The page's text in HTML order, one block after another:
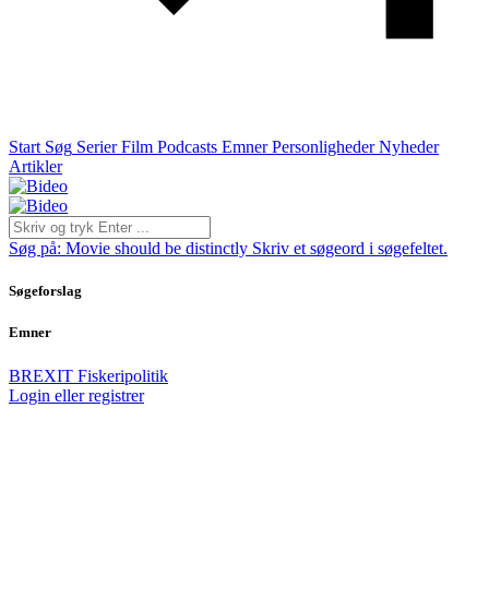
Start Søg Serier Film Podcasts Emner Personligheder Nyheder
Artikler
Søg på: Movie should be distinctly Skriv et søgeord i søgefeltet.
Søgeforslag
Emner
BREXIT Fiskeripolitik
Login eller registrer